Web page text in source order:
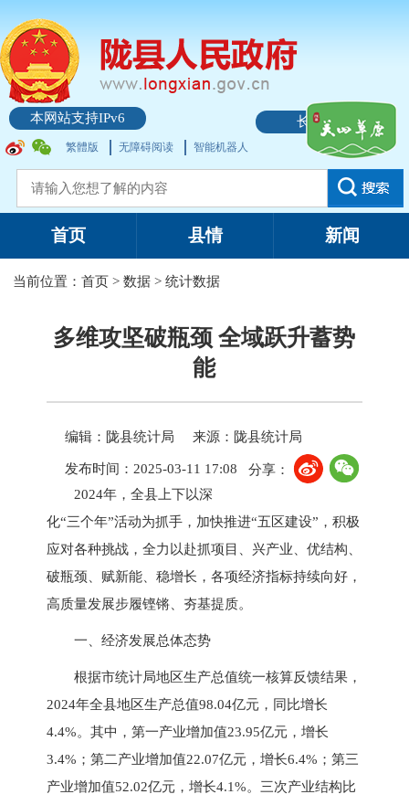
本网站支持IPv6 长者模式
繁體版 无障碍阅读 智能机器人
首页 县情 新闻
当前位置：首页 >数据 >统计数据
多维攻坚破瓶颈 全域跃升蓄势
能
编辑：陇县统计局 来源：陇县统计局
发布时间：2025-03-11 17:08
分享：
2024年，全县上下以深
化“三个年”活动为抓手，加快推进“五区建设”，积极
应对各种挑战，全力以赴抓项目、兴产业、优结构、
破瓶颈、赋新能、稳增长，各项经济指标持续向好，
高质量发展步履铿锵、夯基提质。
一、经济发展总体态势
根据市统计局地区生产总值统一核算反馈结果，
2024年全县地区生产总值98.04亿元，同比增长
4.4%。其中，第一产业增加值23.95亿元，增长
3.4%；第二产业增加值22.07亿元，增长6.4%；第三
产业增加值52.02亿元，增长4.1%。三次产业结构比